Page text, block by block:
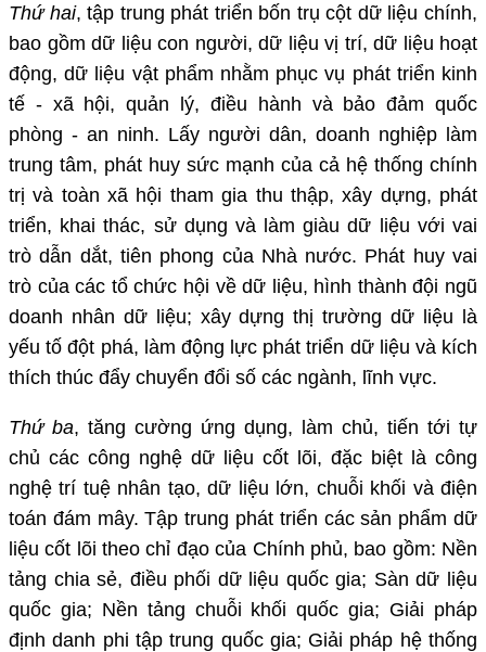
Thứ hai, tập trung phát triển bốn trụ cột dữ liệu chính,
bao gồm dữ liệu con người, dữ liệu vị trí, dữ liệu hoạt
động, dữ liệu vật phẩm nhằm phục vụ phát triển kinh
tế - xã hội, quản lý, điều hành và bảo đảm quốc
phòng - an ninh. Lấy người dân, doanh nghiệp làm
trung tâm, phát huy sức mạnh của cả hệ thống chính
trị và toàn xã hội tham gia thu thập, xây dựng, phát
triển, khai thác, sử dụng và làm giàu dữ liệu với vai
trò dẫn dắt, tiên phong của Nhà nước. Phát huy vai
trò của các tổ chức hội về dữ liệu, hình thành đội ngũ
doanh nhân dữ liệu; xây dựng thị trường dữ liệu là
yếu tố đột phá, làm động lực phát triển dữ liệu và kích
thích thúc đẩy chuyển đổi số các ngành, lĩnh vực.
Thứ ba, tăng cường ứng dụng, làm chủ, tiến tới tự
chủ các công nghệ dữ liệu cốt lõi, đặc biệt là công
nghệ trí tuệ nhân tạo, dữ liệu lớn, chuỗi khối và điện
toán đám mây. Tập trung phát triển các sản phẩm dữ
liệu cốt lõi theo chỉ đạo của Chính phủ, bao gồm: Nền
tảng chia sẻ, điều phối dữ liệu quốc gia; Sàn dữ liệu
quốc gia; Nền tảng chuỗi khối quốc gia; Giải pháp
định danh phi tập trung quốc gia; Giải pháp hệ thống